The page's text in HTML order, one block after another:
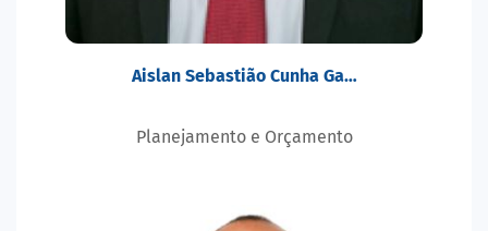
Aislan Sebastião Cunha Ga…
Planejamento e Orçamento